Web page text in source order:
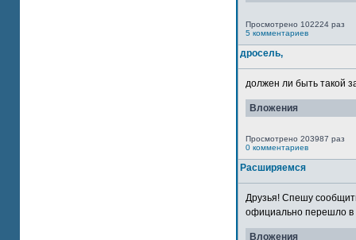
Просмотрено 102224 раз
5 комментариев
дросель,
должен ли быть такой
Вложения
Просмотрено 203987 раз
0 комментариев
Расширяемся
Друзья! Спешу
официально перешло в
Вложения